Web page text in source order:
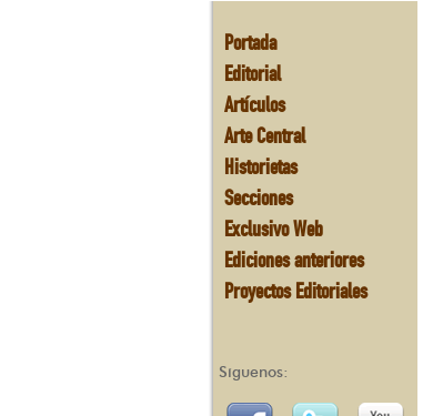
Portada
Editorial
Artículos
Arte Central
Historietas
Secciones
Exclusivo Web
Ediciones anteriores
Proyectos Editoriales
Síguenos: